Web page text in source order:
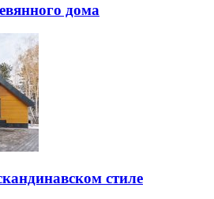
дома
стиле